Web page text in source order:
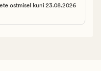
ostmisel kuni 23.08.2026